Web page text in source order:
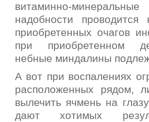
витаминно-
надобности проводится
приобретенных очагов
при приобретенном
небные миндалины
А вот при воспалениях
расположенных рядом,
вылечить ячмень на
дают хотимых